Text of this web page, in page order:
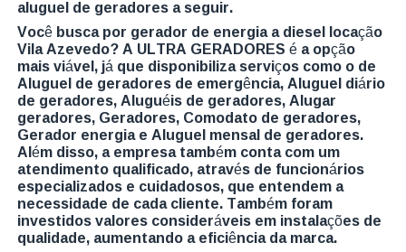
aluguel de geradores a seguir.
Você busca por gerador de energia a diesel locação
Vila Azevedo? A ULTRA GERADORES é a opção
mais viável, já que disponibiliza serviços como o de
Aluguel de geradores de emergência, Aluguel diário
de geradores, Aluguéis de geradores, Alugar
geradores, Geradores, Comodato de geradores,
Gerador energia e Aluguel mensal de geradores.
Além disso, a empresa também conta com um
atendimento qualificado, através de funcionários
especializados e cuidadosos, que entendem a
necessidade de cada cliente. Também foram
investidos valores consideráveis em instalações de
qualidade, aumentando a eficiência da marca.